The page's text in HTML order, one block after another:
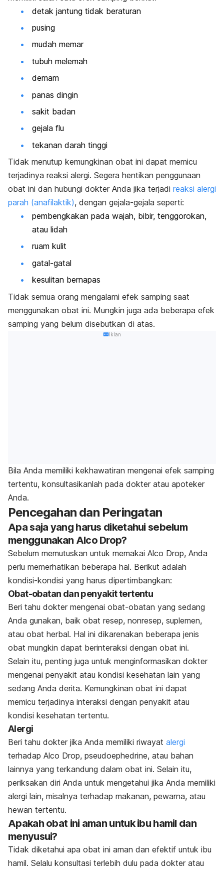
detak jantung tidak beraturan
pusing
mudah memar
tubuh melemah
demam
panas dingin
sakit badan
gejala flu
tekanan darah tinggi
Tidak menutup kemungkinan obat ini dapat memicu
terjadinya reaksi alergi. Segera hentikan penggunaan
obat ini dan hubungi dokter Anda jika terjadi reaksi alergi
parah (anafilaktik), dengan gejala-gejala seperti:
pembengkakan pada wajah, bibir, tenggorokan,
atau lidah
ruam kulit
gatal-gatal
kesulitan bernapas
Tidak semua orang mengalami efek samping saat
menggunakan obat ini. Mungkin juga ada beberapa efek
samping yang belum disebutkan di atas.
Iklan
Bila Anda memiliki kekhawatiran mengenai efek samping
tertentu, konsultasikanlah pada dokter atau apoteker
Anda.
Pencegahan dan Peringatan
Apa saja yang harus diketahui sebelum
menggunakan Alco Drop?
Sebelum memutuskan untuk memakai Alco Drop, Anda
perlu memerhatikan beberapa hal. Berikut adalah
kondisi-kondisi yang harus dipertimbangkan:
Obat-obatan dan penyakit tertentu
Beri tahu dokter mengenai obat-obatan yang sedang
Anda gunakan, baik obat resep, nonresep, suplemen,
atau obat herbal. Hal ini dikarenakan beberapa jenis
obat mungkin dapat berinteraksi dengan obat ini.
Selain itu, penting juga untuk menginformasikan dokter
mengenai penyakit atau kondisi kesehatan lain yang
sedang Anda derita. Kemungkinan obat ini dapat
memicu terjadinya interaksi dengan penyakit atau
kondisi kesehatan tertentu.
Alergi
Beri tahu dokter jika Anda memiliki riwayat alergi
terhadap Alco Drop, pseudoephedrine, atau bahan
lainnya yang terkandung dalam obat ini. Selain itu,
periksakan diri Anda untuk mengetahui jika Anda memiliki
alergi lain, misalnya terhadap makanan, pewarna, atau
hewan tertentu.
Apakah obat ini aman untuk ibu hamil dan
menyusui?
Tidak diketahui apa obat ini aman dan efektif untuk ibu
hamil. Selalu konsultasi terlebih dulu pada dokter atau